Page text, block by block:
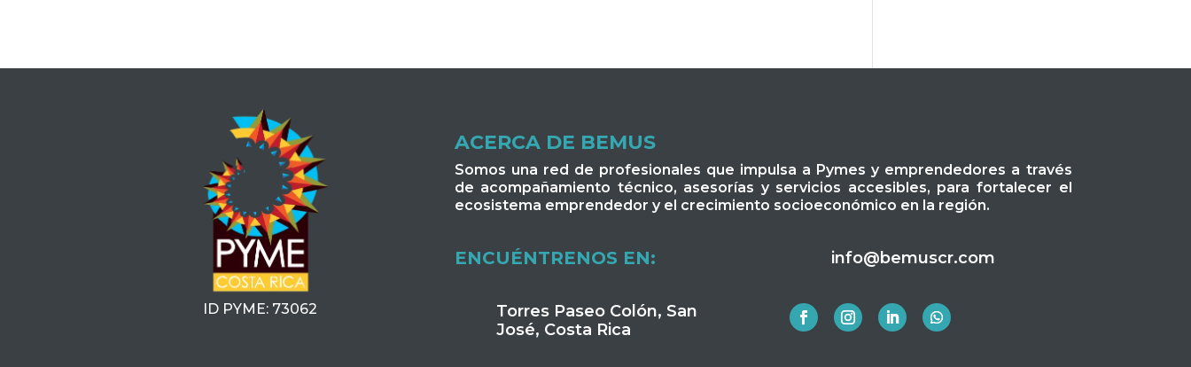
ID PYME: 73062
ACERCA DE BEMUS
Somos una red de profesionales que impulsa a Pymes y emprendedores a través
de acompañamiento técnico, asesorías y servicios accesibles, para fortalecer el
ecosistema emprendedor y el crecimiento socioeconómico en la región.
ENCUÉNTRENOS EN:
Torres Paseo Colón, San
José, Costa Rica
info@bemuscr.com